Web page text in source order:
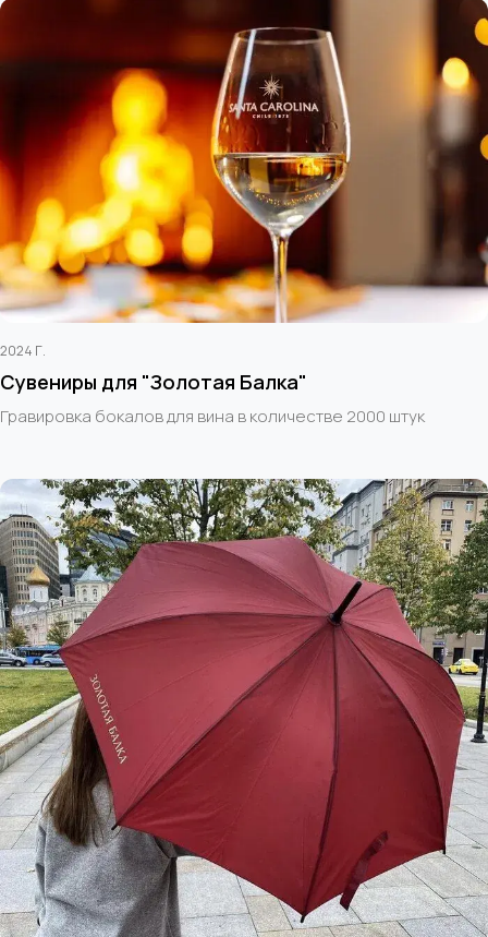
2024 Г.
Сувениры для "Золотая Балка"
Гравировка бокалов для вина в количестве 2000 штук